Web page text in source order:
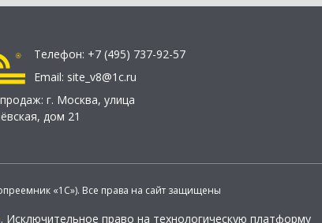
Телефон: +7 (495) 737-92-57
Email: site_v8@1c.ru
г. Москва, улица
дом 21
«1С»). Все права на сайт защищены
Исключительное право на технологическую платформу